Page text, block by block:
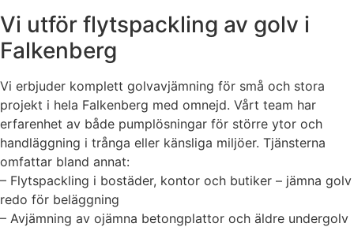
Vi utför flytspackling av golv i
Falkenberg
Vi erbjuder komplett golvavjämning för små och stora
projekt i hela Falkenberg med omnejd. Vårt team har
erfarenhet av både pumplösningar för större ytor och
handläggning i trånga eller känsliga miljöer. Tjänsterna
omfattar bland annat:
– Flytspackling i bostäder, kontor och butiker – jämna golv
redo för beläggning
– Avjämning av ojämna betongplattor och äldre undergolv